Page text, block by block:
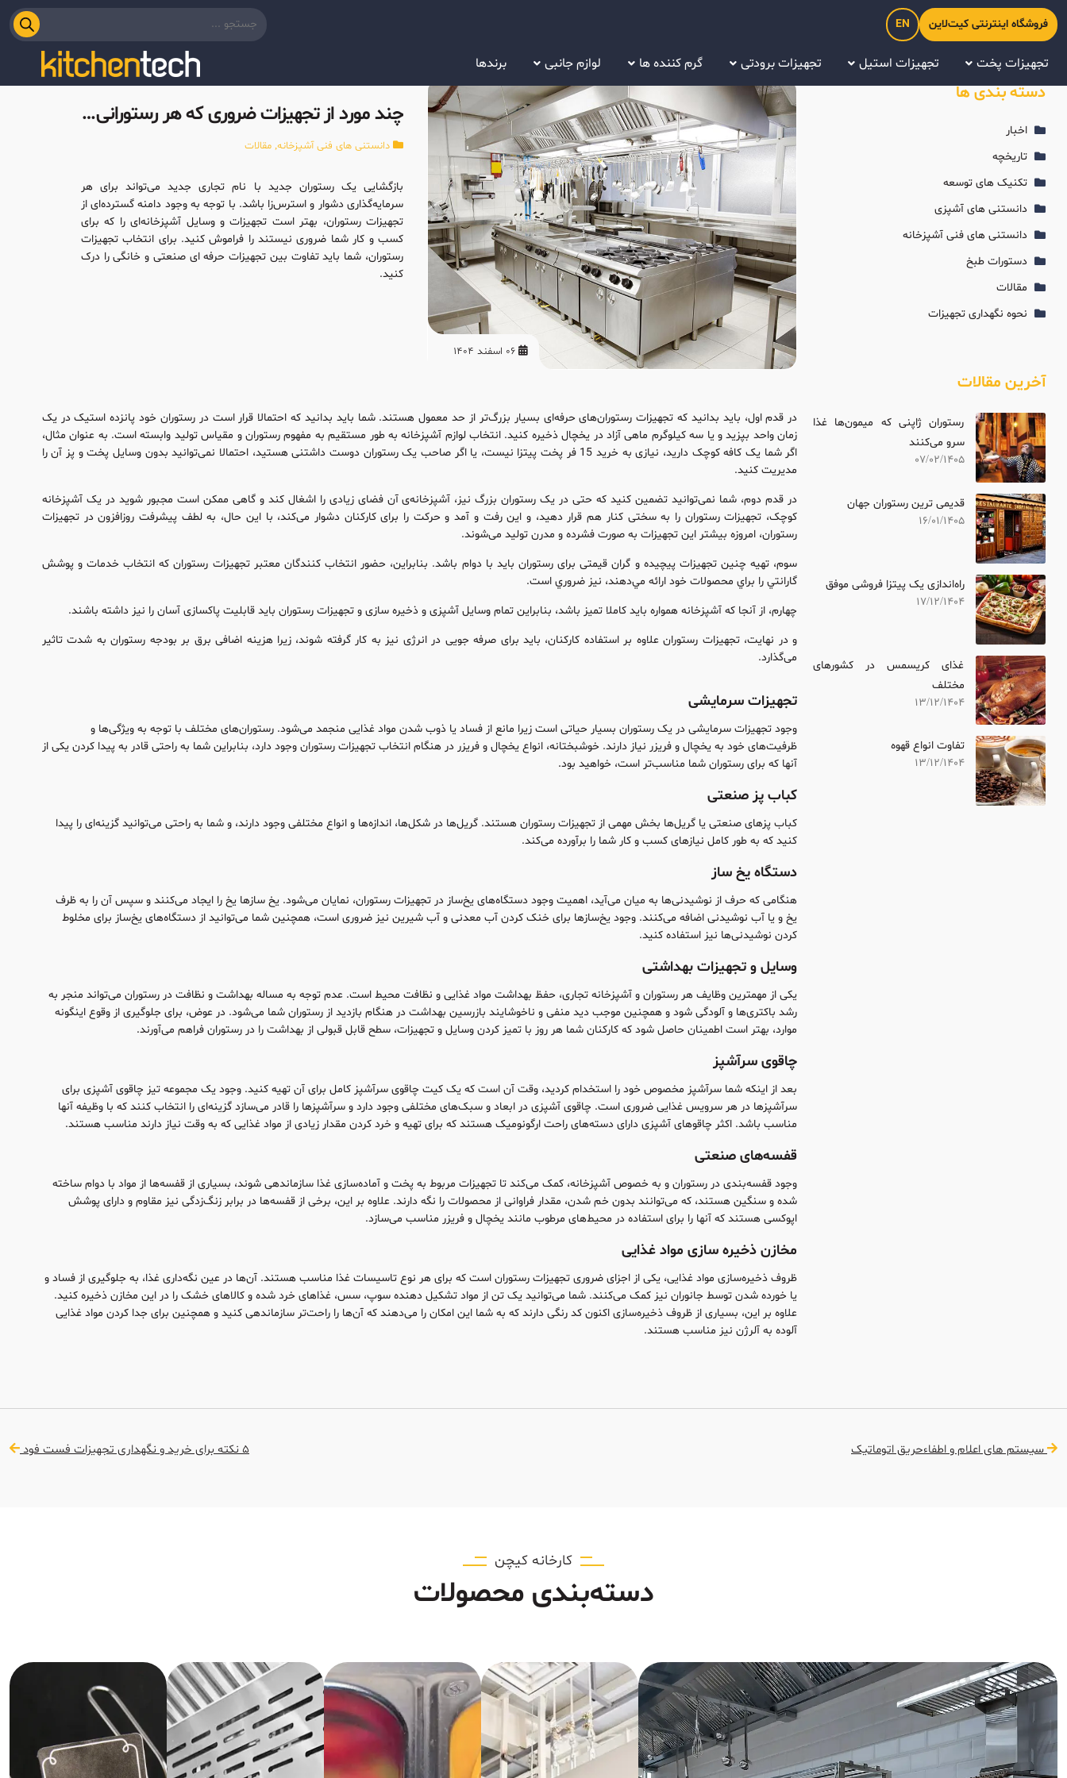
فروشگاه اینترنتی کیت‌لاین EN
تجهیزات پخت تجهیزات استیل تجهیزات برودتی گرم کننده ها لوازم جانبی برندها
دسته بندی ها
اخبار
تاریخچه
تکنیک های توسعه
دانستنی های آشپزی
دانستنی های فنی آشپزخانه
دستورات طبخ
مقالات
نحوه نگهداری تجهیزات
آخرین مقالات
رستوران ژاپنی که میمون‌ها غذا
سرو می‌کنند
07/02/1405
قدیمی ترین رستوران جهان
16/01/1405
راه‌اندازی یک پیتزا فروشی موفق
17/12/1404
غذای کریسمس در کشورهای
مختلف
13/12/1404
تفاوت انواع قهوه
13/12/1404
چند مورد از تجهیزات ضروری که هر رستورانی به آنها نیاز دارد
06 اسفند 1404
دانستنی های فنی آشپزخانه, مقالات
بازگشایی یک رستوران جدید با نام تجاری جدید می‌تواند برای هر
سرمایه‌گذاری دشوار و استرس‌زا باشد. با توجه به وجود دامنه‌ گسترده‌ای از
تجهیزات رستوران، بهتر است تجهیزات و وسایل آشپزخانه‌ای را که برای
کسب و کار شما ضروری نیستند را فراموش کنید. برای انتخاب تجهیزات
رستوران، شما باید تفاوت بین تجهیزات حرفه ای صنعتی و خانگی را درک
کنید.
در قدم اول، باید بدانید که تجهیزات رستوران‌های حرفه‌ای بسیار بزرگ‌تر از حد معمول هستند. شما باید بدانید که احتمالا قرار است در رستوران خود پانزده استیک در یک
زمان واحد بپزید و یا سه کیلوگرم ماهی آزاد در یخچال ذخیره کنید. انتخاب لوازم آشپزخانه به طور مستقیم به مفهوم رستوران و مقیاس تولید وابسته است. به عنوان مثال،
اگر شما یک کافه کوچک دارید، نیازی به خرید 15 فر پخت پیتزا نیست، یا اگر صاحب یک رستوران دوست داشتنی هستید، احتمالا نمی‌توانید بدون وسایل پخت و پز آن را
مدیریت کنید.
در قدم دوم، شما نمی‌توانید تضمین کنید که حتی در یک رستوران بزرگ نیز، آشپزخانه‌ی آن فضای زیادی را اشغال کند و گاهی ممکن است مجبور شوید در یک آشپزخانه‌
کوچک، تجهیزات رستوران را به سختی کنار هم قرار دهید، و این رفت و آمد و حرکت را برای کارکنان دشوار می‌کند، با این حال، به لطف پیشرفت روزافزون در تجهیزات
رستوران، امروزه بیشتر این تجهیزات به صورت فشرده و مدرن تولید می‌شوند.
سوم، تهیه‌ چنین تجهیزات پیچیده و گران قیمتی برای رستوران باید با دوام باشد. بنابراين، حضور انتخاب كنندگان معتبر تجهیزات رستوران كه انتخاب خدمات و پوشش
گارانتي را براي محصولات خود ارائه مي‌دهند، نیز ضروري است.
چهارم، از آنجا که آشپزخانه همواره باید کاملا تمیز باشد، بنابراین تمام وسایل آشپزی و ذخیره سازی و تجهیزات رستوران باید قابلیت پاکسازی آسان را نیز داشته باشند.
و در نهایت، تجهیزات رستوران علاوه بر استفاده‌ کارکنان، باید برای صرفه جویی در انرژی نیز به کار گرفته شوند، زیرا هزینه اضافی برق بر بودجه رستوران به شدت تاثیر
می‌گذارد.
تجهیزات سرمایشی
وجود تجهیزات سرمایشی در یک رستوران بسیار حیاتی است زیرا مانع از فساد یا ذوب شدن مواد غذایی منجمد می‌شود. رستوران‌های مختلف با توجه به ویژگی‌ها و
ظرفیت‌های خود به یخچال و فریزر نیاز دارند. خوشبختانه، انواع یخچال و فریزر در هنگام انتخاب تجهیزات رستوران وجود دارد، بنابراین شما به راحتی قادر به پیدا کردن یکی از
آنها که برای رستوران شما مناسب‌تر است، خواهید بود.
کباب پز صنعتی
کباب پز‌های صنعتی یا گریل‌ها بخش مهمی از تجهیزات رستوران هستند. گریل‌ها در شکل‌ها، اندازه‌ها و انواع مختلفی وجود دارند، و شما به راحتی می‌توانید گزینه‌ای را پیدا
کنید که به طور کامل نیازهای کسب و کار شما را برآورده می‌کند.
دستگاه یخ ساز
هنگامی که حرف از نوشیدنی‌ها به میان می‌آید، اهمیت وجود دستگاه‌های یخ‌ساز در تجهیزات رستوران، نمایان می‌شود. یخ ساز‌ها یخ را ایجاد می‌کنند و سپس آن را به ظرف
یخ و یا آب نوشیدنی اضافه می‌کنند. وجود یخ‌ساز‌ها برای خنک کردن آب معدنی و آب شیرین نیز ضروری است، همچنین شما می‌توانید از دستگاه‌های یخ‌ساز برای مخلوط
کردن نوشیدنی‌‌ها نیز استفاده کنید.
وسایل و تجهیزات بهداشتی
یکی از مهمترین وظایف هر رستوران و آشپزخانه تجاری، حفظ بهداشت مواد غذایی و نظافت محیط است. عدم توجه به مساله بهداشت و نظافت در رستوران می‌تواند منجر به
رشد باکتری‌ها و آلودگی شود و همچنین موجب دید منفی و ناخوشایند بازرسین بهداشت در هنگام بازدید از رستوران شما می‌شود. در عوض، برای جلوگیری از وقوع اینگونه
موارد، بهتر است اطمینان حاصل شود که کارکنان شما هر روز با تمیز کردن وسایل و تجهیزات، سطح قابل قبولی از بهداشت را در رستوران فراهم می‌آورند.
چاقوی سرآشپز
بعد از اینکه شما سرآشپز مخصوص خود را استخدام کردید، وقت آن است که یک کیت چاقوی سرآشپز کامل برای آن تهیه کنید. وجود یک مجموعه تیز چاقوی آشپزی برای
سرآشپزها در هر سرویس غذایی ضروری است. چاقوی آشپزی در ابعاد و سبک‌های مختلفی وجود دارد و سرآشپزها را قادر می‌سازد گزینه‌ای را انتخاب کنند که با وظیفه آنها
مناسب باشد. اکثر چاقو‌‌های آشپزی دارای دسته‌های راحت ارگونومیک هستند که برای تهیه و خرد کردن مقدار زیادی از مواد غذایی که به وقت نیاز دارند مناسب هستند.
قفسه‌های صنعتی
وجود قفسه‌بندی در رستوران و به خصوص آشپزخانه، کمک می‌کند تا تجهیزات مربوط به پخت و آماده‌سازی غذا سازماندهی شوند، بسیاری از قفسه‌ها از مواد با دوام ساخته
شده و سنگین هستند، که می‌توانند بدون خم شدن، مقدار فراوانی از محصولات را نگه دارند. علاوه بر این، برخی از قفسه‌ها در برابر زنگ‌زدگی نیز مقاوم و دارای پوشش
اپوکسی هستند که آنها را برای استفاده در محیط‌های مرطوب مانند یخچال و فریزر مناسب می‌سازد.
مخازن ذخیره سازی مواد غذایی
ظروف ذخیره‌سازی مواد غذایی، یکی از اجزای ضروری تجهیزات رستوران است که برای هر نوع تاسیسات غذا مناسب هستند. آن‌ها در عین نگه‌داری غذا، به جلوگیری از فساد و
یا خورده شدن توسط جانوران نیز کمک می‌کنند. شما می‌توانید یک تن از مواد تشکیل دهنده سوپ، سس، غذاهای خرد شده و کالاهای خشک را در این مخازن ذخیره کنید.
علاوه بر این، بسیاری از ظروف ذخیره‌سازی اکنون کد رنگی دارند که به شما این امکان را می‌دهند که آن‌ها را راحت‌تر سازماندهی کنید و همچنین برای جدا کردن مواد غذایی
آلوده به آلرژن نیز مناسب هستند.
سیستم های اعلام و اطفاءحریق اتوماتیک 5 نکته برای خرید و نگهداری تجهیزات فست فود
کارخانه کیچن
دسته‌بندی محصولات